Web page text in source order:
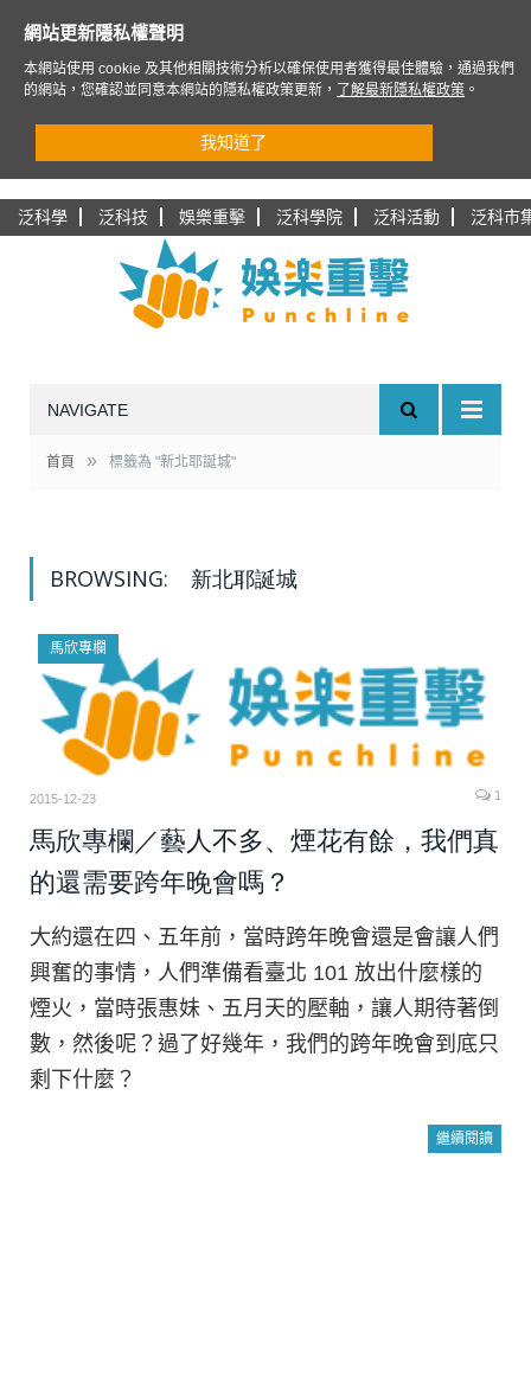
泛科學 泛科技 娛樂重擊 泛科學院 泛科活動 泛科市
NAVIGATE
首頁 » 標籤為 "新北耶誕城"
BROWSING: 新北耶誕城
馬欣專欄
2015-12-23 1
馬欣專欄／藝人不多、煙花有餘，我們真
的還需要跨年晚會嗎？
大約還在四、五年前，當時跨年晚會還是會讓人們
興奮的事情，人們準備看臺北 101 放出什麼樣的
煙火，當時張惠妹、五月天的壓軸，讓人期待著倒
數，然後呢？過了好幾年，我們的跨年晚會到底只
剩下什麼？
繼續閱讀
網站更新隱私權聲明
本網站使用 cookie 及其他相關技術分析以確保使用者獲得最佳體驗，通過我們
的網站，您確認並同意本網站的隱私權政策更新，
了解最新隱私權政策 。
我知道了